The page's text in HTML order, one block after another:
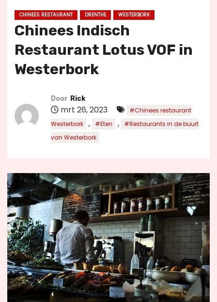
CHINEES RESTAURANT DRENTHE WESTERBORK
Chinees Indisch
Restaurant Lotus VOF in
Westerbork
Door Rick
mrt 26, 2023
#Chinees restaurant
Westerbork
, #Eten ,
#Restaurants in de buurt
van Westerbork